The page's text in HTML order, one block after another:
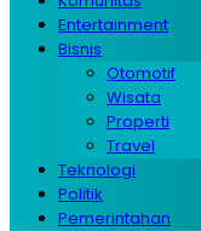
Entertainment
Bisnis
Otomotif
Wisata
Properti
Travel
Teknologi
Politik
Pemerintahan